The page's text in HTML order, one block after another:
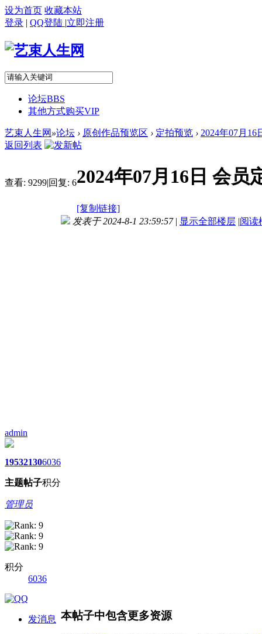
设为首页 收藏本站
登录 | QQ登陆 |立即注册
论坛BBS
其他方式购买VIP
艺束人生网 »论坛 › 原创作品预览区 › 定拍预览 › 2024年07月
返回列表
查看: 9299|回复: 62024年07月16日 会
[复制链接]
admin
1953
主题
2130
帖子
6036
积分
管理员
积分
6036
发消息
发表于 2024-8-1 23:59:57 | 显示全部楼层 |阅读
本帖子中包含更多资源